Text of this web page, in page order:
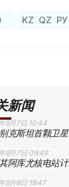
KZ QZ РУ
新闻
8月7日 10:44
克斯坦首颗卫
8月7日 09:49
阿库尤核电站
8月6日 19:47